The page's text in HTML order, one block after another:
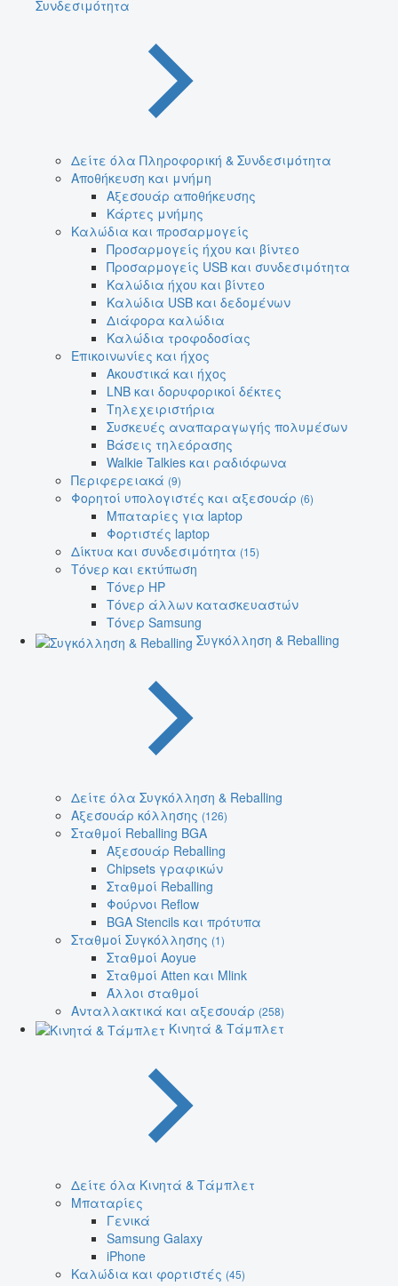
Συνδεσιμότητα
Δείτε όλα Πληροφορική & Συνδεσιμότητα
Αποθήκευση και μνήμη
Αξεσουάρ αποθήκευσης
Κάρτες μνήμης
Καλώδια και προσαρμογείς
Προσαρμογείς ήχου και βίντεο
Προσαρμογείς USB και συνδεσιμότητα
Καλώδια ήχου και βίντεο
Καλώδια USB και δεδομένων
Διάφορα καλώδια
Καλώδια τροφοδοσίας
Επικοινωνίες και ήχος
Ακουστικά και ήχος
LNB και δορυφορικοί δέκτες
Τηλεχειριστήρια
Συσκευές αναπαραγωγής πολυμέσων
Βάσεις τηλεόρασης
Walkie Talkies και ραδιόφωνα
Περιφερειακά (9)
Φορητοί υπολογιστές και αξεσουάρ (6)
Μπαταρίες για laptop
Φορτιστές laptop
Δίκτυα και συνδεσιμότητα (15)
Τόνερ και εκτύπωση
Τόνερ HP
Τόνερ άλλων κατασκευαστών
Τόνερ Samsung
Συγκόλληση & Reballing
Δείτε όλα Συγκόλληση & Reballing
Αξεσουάρ κόλλησης (126)
Σταθμοί Reballing BGA
Αξεσουάρ Reballing
Chipsets γραφικών
Σταθμοί Reballing
Φούρνοι Reflow
BGA Stencils και πρότυπα
Σταθμοί Συγκόλλησης (1)
Σταθμοί Aoyue
Σταθμοί Atten και Mlink
Άλλοι σταθμοί
Ανταλλακτικά και αξεσουάρ (258)
Κινητά & Τάμπλετ
Δείτε όλα Κινητά & Τάμπλετ
Μπαταρίες
Γενικά
Samsung Galaxy
iPhone
Καλώδια και φορτιστές (45)